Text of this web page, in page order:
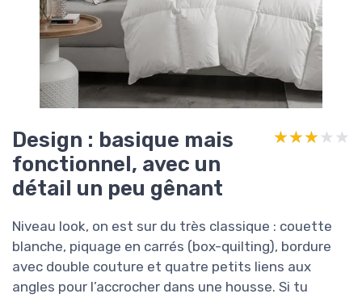
Design : basique mais
fonctionnel, avec un
détail un peu gênant
★★★★★
★★★★★
Niveau look, on est sur du très classique : couette
blanche, piquage en carrés (box-quilting), bordure
avec double couture et quatre petits liens aux
angles pour l’accrocher dans une housse. Si tu